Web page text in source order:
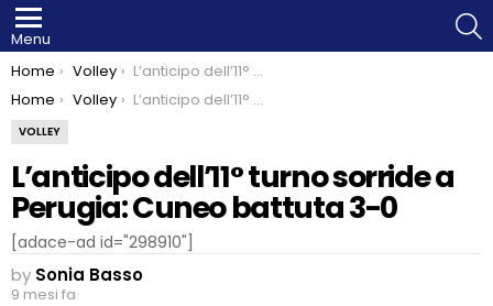
Menu
You are here:
Home Volley
L’anticipo dell’11° turno sorride a Perugia: Cuneo battuta 3-0
You are here:
Home Volley L’anticipo dell’11° turno sorride a Perugia: Cuneo battuta 3-0
VOLLEY
L’anticipo dell’11° turno sorride a
Perugia: Cuneo battuta 3-0
[adace-ad id="298910"]
by Sonia Basso
9 mesi fa